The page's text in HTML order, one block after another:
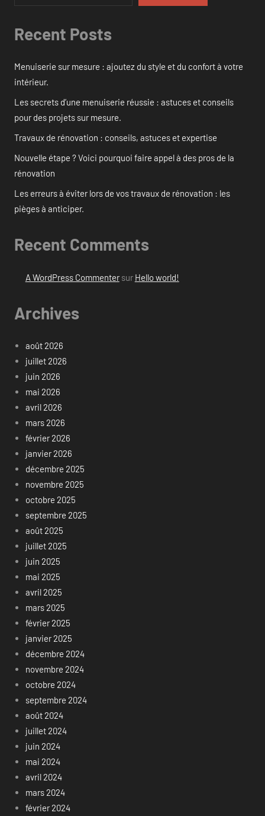
Recent Posts
Menuiserie sur mesure : ajoutez du style et du confort à votre
intérieur.
Les secrets d’une menuiserie réussie : astuces et conseils
pour des projets sur mesure.
Travaux de rénovation : conseils, astuces et expertise
Nouvelle étape ? Voici pourquoi faire appel à des pros de la
rénovation
Les erreurs à éviter lors de vos travaux de rénovation : les
pièges à anticiper.
Recent Comments
A WordPress Commentersur Hello world!
Archives
août 2026
juillet 2026
juin 2026
mai 2026
avril 2026
mars 2026
février 2026
janvier 2026
décembre 2025
novembre 2025
octobre 2025
septembre 2025
août 2025
juillet 2025
juin 2025
mai 2025
avril 2025
mars 2025
février 2025
janvier 2025
décembre 2024
novembre 2024
octobre 2024
septembre 2024
août 2024
juillet 2024
juin 2024
mai 2024
avril 2024
mars 2024
février 2024